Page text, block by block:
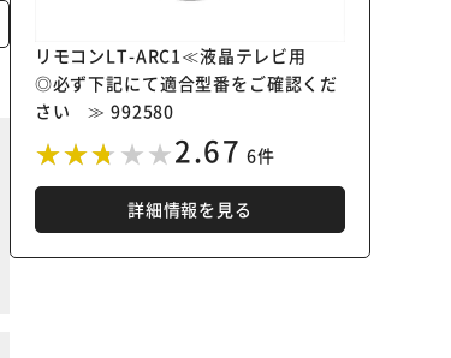
リモコンLT-ARC1≪液晶テレビ用
◎必ず下記にて適合型番をご確認くだ
さい ≫ 992580
2.67 6件
詳細情報を見る